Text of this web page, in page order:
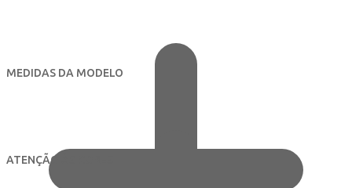
MEDIDAS DA MODELO
ATENÇÃO ÀS CORES